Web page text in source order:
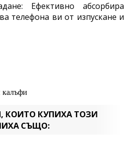
Ефективно абсорбира
телефона ви от изпускане и
калъфи
КОИТО КУПИХА ТОЗИ
СЪЩО: